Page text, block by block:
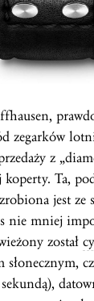
zegarków
z
koperty. Ta,
jest ze
nie mniej
został
słonecznym,